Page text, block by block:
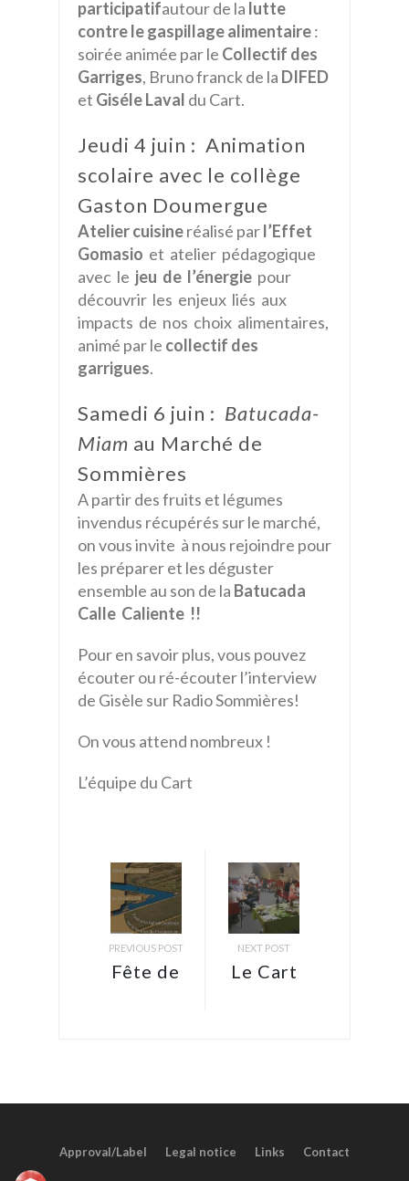
participatifautour de la lutte
contre le gaspillage alimentaire:
soirée animée par le Collectif des
Garriges, Bruno franck de la DIFED
et Giséle Laval du Cart.
Jeudi 4 juin : Animation
scolaire avec le collège
Gaston Doumergue
Atelier cuisineréalisé parl’Effet
Gomasio et atelier pédagogique
avec le jeu de l’énergie pour
découvrir les enjeux liés aux
impacts de nos choix alimentaires,
animé par le collectif des
garrigues.
Samedi 6 juin : Batucada-
Miam au Marché de
Sommières
A partir des fruits et légumes
invendus récupérés sur le marché,
on vous invite à nous rejoindre pour
les préparer et les déguster
ensemble au son de la Batucada
Calle Caliente !!
Pour en savoir plus, vous pouvez
écouter ou ré-écouter l’interview
de Gisèle sur Radio Sommières!
On vous attend nombreux !
L’équipe du Cart
PREVIOUS POST
Fête de
samedi
NEXT POST
Le Cart
gaspillage
Approval/Label Legal notice Links Contact